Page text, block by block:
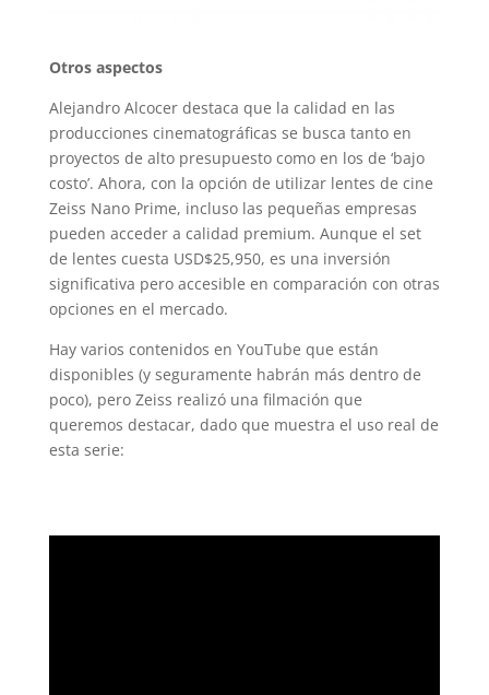
Otros aspectos
Alejandro Alcocer destaca que la calidad en las
producciones cinematográficas se busca tanto en
proyectos de alto presupuesto como en los de ‘bajo
costo’. Ahora, con la opción de utilizar lentes de cine
Zeiss Nano Prime, incluso las pequeñas empresas
pueden acceder a calidad premium. Aunque el set
de lentes cuesta USD$25,950, es una inversión
significativa pero accesible en comparación con otras
opciones en el mercado.
Hay varios contenidos en YouTube que están
disponibles (y seguramente habrán más dentro de
poco), pero Zeiss realizó una filmación que
queremos destacar, dado que muestra el uso real de
esta serie: